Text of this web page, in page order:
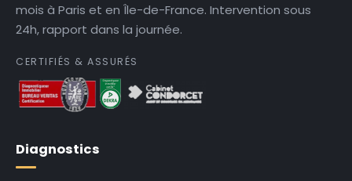
mois à Paris et en Île-de-France. Intervention sous
24h, rapport dans la journée.
CERTIFIÉS & ASSURÉS
Diagnostics